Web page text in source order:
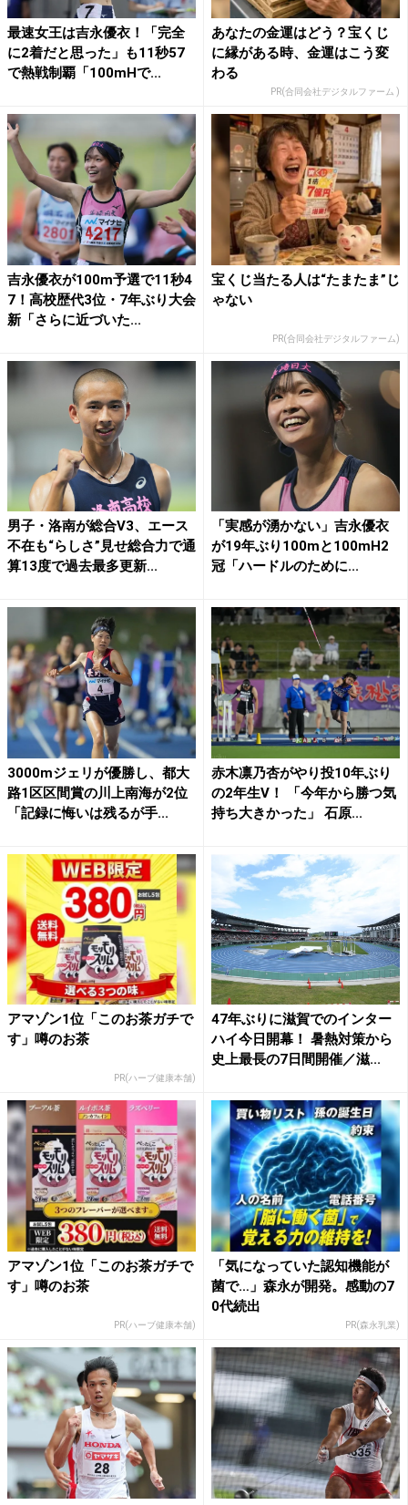
最速女王は吉永優衣！「完全
に2着だと思った」も11秒57
で熱戦制覇「100mHで...
あなたの金運はどう？宝くじ
に縁がある時、金運はこう変
わる
PR(合同会社デジタルファーム )
吉永優衣が100m予選で11秒4
7！高校歴代3位・7年ぶり大会
新「さらに近づいた...
宝くじ当たる人は“たまたま”じ
ゃない
PR(合同会社デジタルファーム)
男子・洛南が総合V3、エース
不在も“らしさ”見せ総合力で通
算13度で過去最多更新...
「実感が湧かない」吉永優衣
が19年ぶり100mと100mH2
冠「ハードルのために...
3000mジェリが優勝し、都大
路1区区間賞の川上南海が2位
「記録に悔いは残るが手...
赤木凛乃杏がやり投10年ぶり
の2年生V！ 「今年から勝つ気
持ち大きかった」 石原...
アマゾン1位「このお茶ガチで
す」噂のお茶
PR(ハーブ健康本舗)
47年ぶりに滋賀でのインター
ハイ今日開幕！ 暑熱対策から
史上最長の7日間開催／滋...
アマゾン1位「このお茶ガチで
す」噂のお茶
PR(ハーブ健康本舗)
「気になっていた認知機能が
菌で…」森永が開発。感動の7
0代続出
PR(森永乳業)